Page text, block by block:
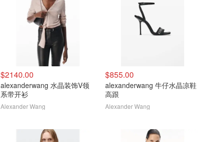
$2140.00
alexanderwang 水晶装饰V领
系带开衫
Alexander Wang
$855.00
alexanderwang 牛仔水晶凉鞋
高跟
Alexander Wang